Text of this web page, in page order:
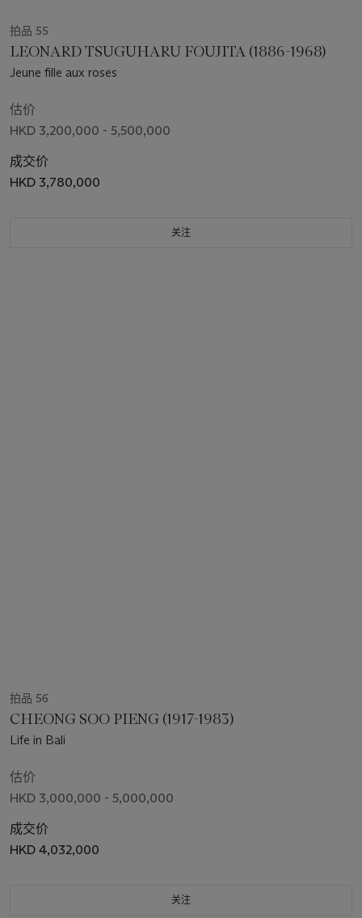
拍品 55
LEONARD TSUGUHARU FOUJITA (1886-1968)
Jeune fille aux roses
估价
HKD 3,200,000 - 5,500,000
成交价
HKD 3,780,000
关注
拍品 56
CHEONG SOO PIENG (1917-1983)
Life in Bali
估价
HKD 3,000,000 - 5,000,000
成交价
HKD 4,032,000
关注